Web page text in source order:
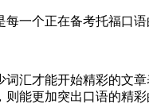
个正在备考托福口语
才能开始精彩的文章
能更加突出口语的精彩